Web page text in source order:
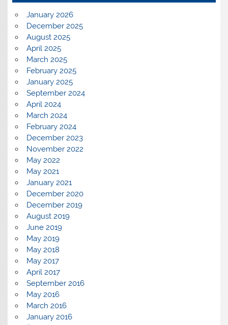
January 2026
December 2025
August 2025
April 2025
March 2025
February 2025
January 2025
September 2024
April 2024
March 2024
February 2024
December 2023
November 2022
May 2022
May 2021
January 2021
December 2020
December 2019
August 2019
June 2019
May 2019
May 2018
May 2017
April 2017
September 2016
May 2016
March 2016
January 2016